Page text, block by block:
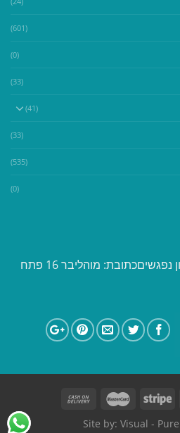
(601)
(0)
(33)
(41)
(33)
(535)
(0)
​​MenZone כשמציאות ודמיון נפגשים​ כתובת: מוהליבר 16 פתח
Site by: Visual -